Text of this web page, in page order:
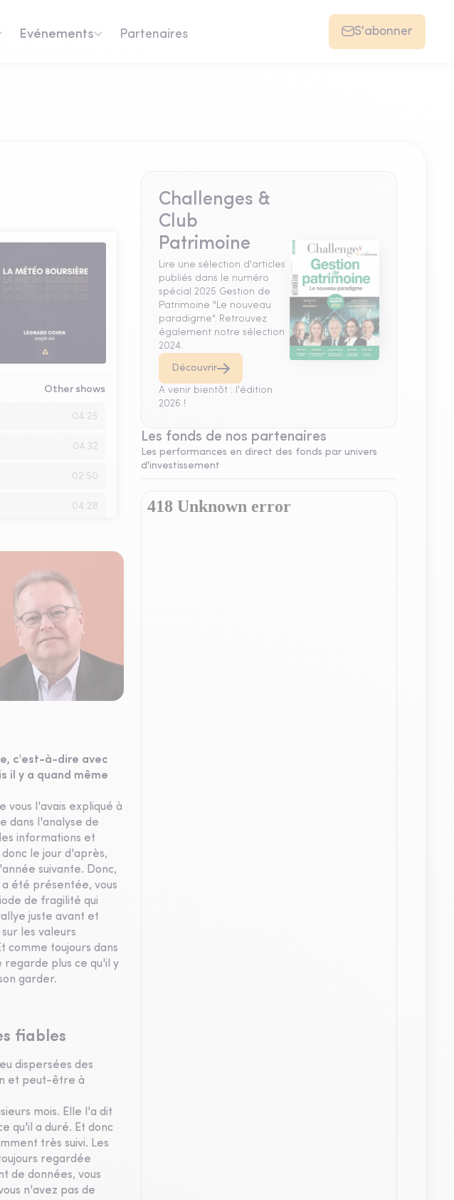
Evénements Partenaires S'abonner
c'est-à-dire avec
il y a quand même
vous l'avais expliqué à
dans l'analyse de
informations et
le jour d'après,
suivante. Donc,
a été présentée, vous
de fragilité qui
juste avant et
les valeurs
comme toujours dans
regarde plus ce qu'il y
garder.
fiables
dispersées des
et peut-être à
mois. Elle l'a dit
qu'il a duré. Et donc
très suivi. Les
regardée
de données, vous
n'avez pas de
Challenges &
Club
Patrimoine
Lire une sélection d'articles
publiés dans le numéro
spécial 2025 Gestion de
Patrimoine "Le nouveau
paradigme". Retrouvez
également notre sélection
2024.
Découvrir
A venir bientôt : l'édition
2026 !
Les fonds de nos partenaires
Les performances en direct des fonds par univers
d'investissement